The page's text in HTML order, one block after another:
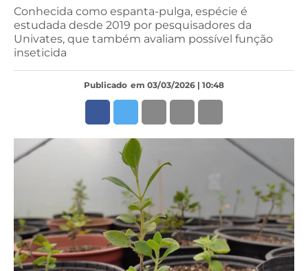
Conhecida como espanta-pulga, espécie é
estudada desde 2019 por pesquisadores da
Univates, que também avaliam possível função
inseticida
Publicado em 03/03/2026 | 10:48